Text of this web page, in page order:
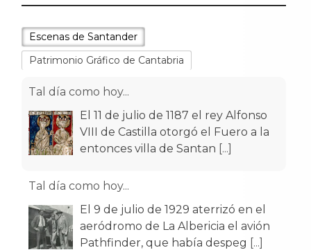
Escenas de Santander
Patrimonio Gráfico de Cantabria
Tal día como hoy...
El 11 de julio de 1187 el rey Alfonso
VIII de Castilla otorgó el Fuero a la
entonces villa de Santan [...]
Tal día como hoy...
El 9 de julio de 1929 aterrizó en el
aeródromo de La Albericia el avión
Pathfinder, que había despeg [...]